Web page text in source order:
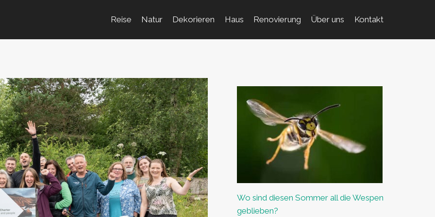
Reise Natur Dekorieren Haus Renovierung Über uns Kontakt
Wo sind diesen Sommer all die Wespen
geblieben?